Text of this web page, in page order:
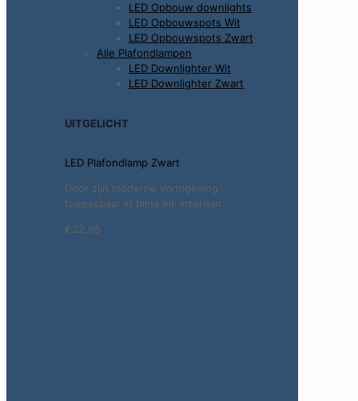
LED Opbouw downlights
LED Opbouwspots Wit
LED Opbouwspots Zwart
Alle Plafondlampen
LED Downlighter Wit
LED Downlighter Zwart
UITGELICHT
LED Plafondlamp Zwart
Door zijn moderne vormgeving
toepasbaar in bijna elk interieur.
€22,95